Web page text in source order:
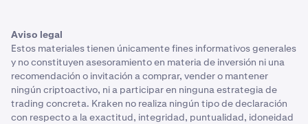
Aviso legal
Estos materiales tienen únicamente fines informativos generales
y no constituyen asesoramiento en materia de inversión ni una
recomendación o invitación a comprar, vender o mantener
ningún criptoactivo, ni a participar en ninguna estrategia de
trading concreta. Kraken no realiza ningún tipo de declaración
con respecto a la exactitud, integridad, puntualidad, idoneidad